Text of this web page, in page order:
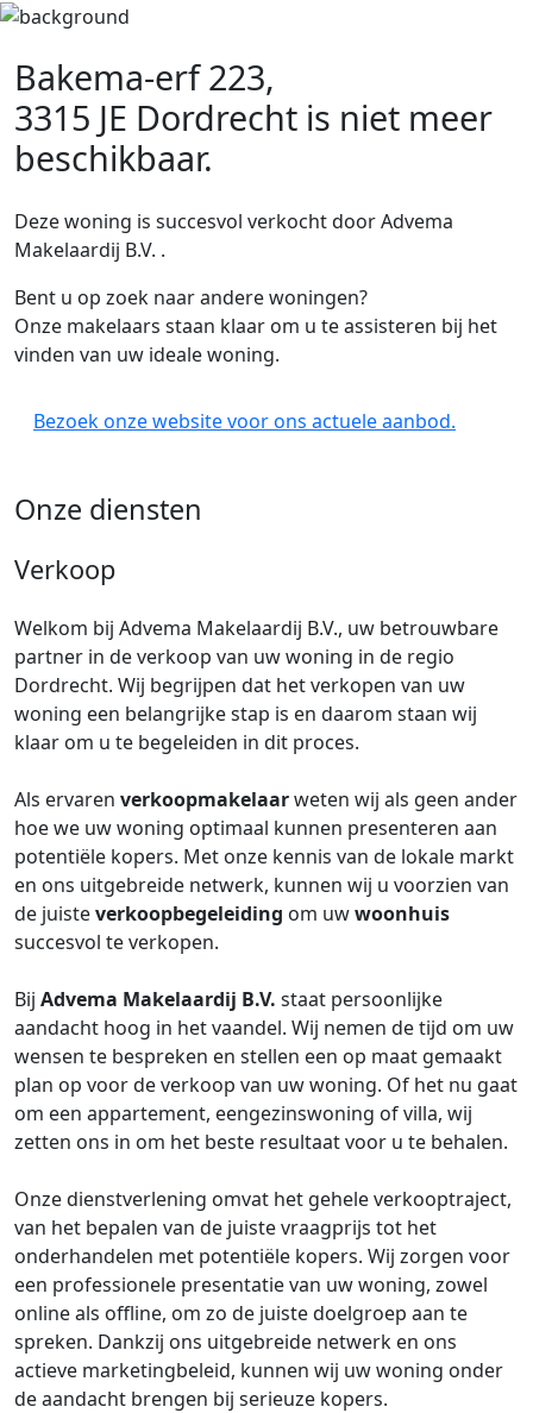
Bakema-erf 223,
3315 JE Dordrecht is niet meer
beschikbaar.
Deze woning is succesvol verkocht door Advema
Makelaardij B.V. .
Bent u op zoek naar andere woningen?
Onze makelaars staan klaar om u te assisteren bij het
vinden van uw ideale woning.
Bezoek onze website voor ons actuele aanbod.
Onze diensten
Verkoop
Welkom bij Advema Makelaardij B.V., uw betrouwbare
partner in de verkoop van uw woning in de regio
Dordrecht. Wij begrijpen dat het verkopen van uw
woning een belangrijke stap is en daarom staan wij
klaar om u te begeleiden in dit proces.
Als ervaren verkoopmakelaarweten wij als geen ander
hoe we uw woning optimaal kunnen presenteren aan
potentiële kopers. Met onze kennis van de lokale markt
en ons uitgebreide netwerk, kunnen wij u voorzien van
de juisteverkoopbegeleiding om uwwoonhuis
succesvol te verkopen.
Bij Advema Makelaardij B.V. staat persoonlijke
aandacht hoog in het vaandel. Wij nemen de tijd om uw
wensen te bespreken en stellen een op maat gemaakt
plan op voor de verkoop van uw woning. Of het nu gaat
om een appartement, eengezinswoning of villa, wij
zetten ons in om het beste resultaat voor u te behalen.
Onze dienstverlening omvat het gehele verkooptraject,
van het bepalen van de juiste vraagprijs tot het
onderhandelen met potentiële kopers. Wij zorgen voor
een professionele presentatie van uw woning, zowel
online als offline, om zo de juiste doelgroep aan te
spreken. Dankzij ons uitgebreide netwerk en ons
actieve marketingbeleid, kunnen wij uw woning onder
de aandacht brengen bij serieuze kopers.